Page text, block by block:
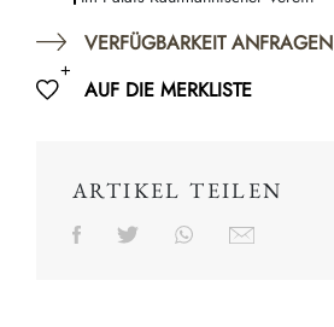
VERFÜGBARKEIT ANFRAGEN
AUF DIE MERKLISTE
ARTIKEL TEILEN